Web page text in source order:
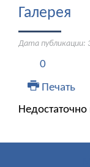
Галерея
Дата публикации:
0
Печать